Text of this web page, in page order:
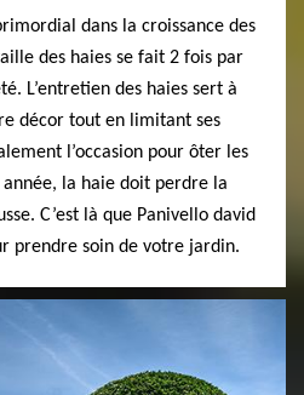
dans la croissance des
des haies se fait 2 fois par
L’entretien des haies sert à
décor tout en limitant ses
l’occasion pour ôter les
la haie doit perdre la
C’est là que Panivello david
prendre soin de votre jardin.